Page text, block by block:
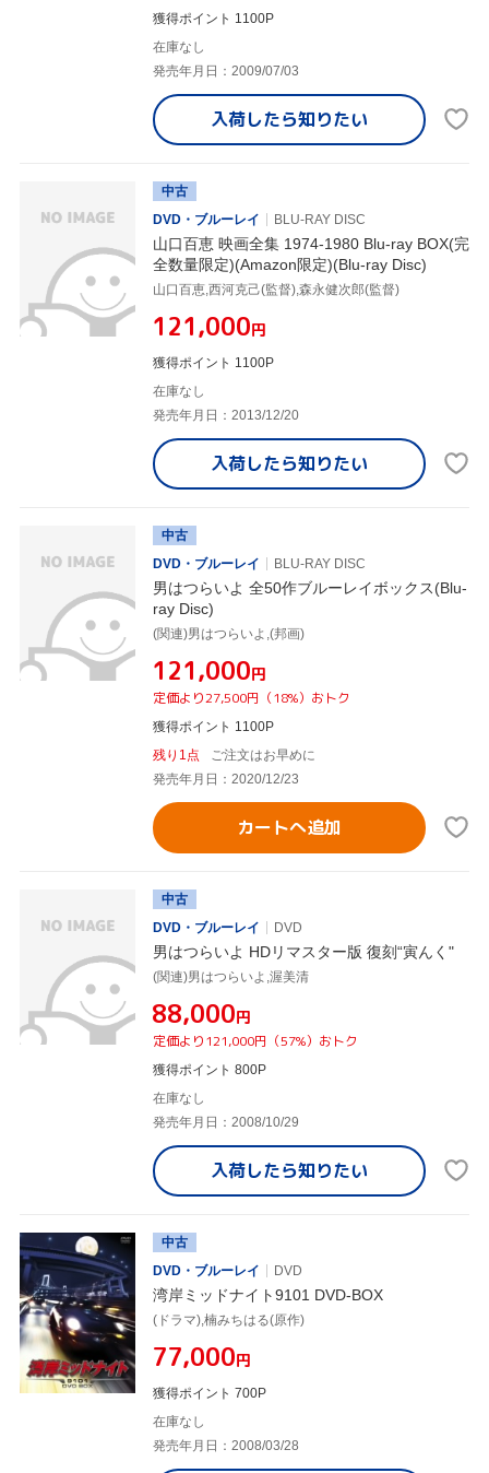
獲得ポイント 1100P
在庫なし
発売年月日：2009/07/03
入荷したら知りたい
中古
DVD・ブルーレイ
BLU-RAY DISC
山口百恵 映画全集 1974-1980 Blu-ray BOX(完
全数量限定)(Amazon限定)(Blu-ray Disc)
山口百恵,西河克己(監督),森永健次郎(監督)
¥121,000円
獲得ポイント 1100P
在庫なし
発売年月日：2013/12/20
入荷したら知りたい
中古
DVD・ブルーレイ
BLU-RAY DISC
男はつらいよ 全50作ブルーレイボックス(Blu-
ray Disc)
(関連)男はつらいよ,(邦画)
¥121,000円
定価より27,500円（18%）おトク
獲得ポイント 1100P
残り1点
ご注文はお早めに
発売年月日：2020/12/23
カートへ追加
中古
DVD・ブルーレイ
DVD
男はつらいよ HDリマスター版 復刻“寅んく"
(関連)男はつらいよ,渥美清
¥88,000円
定価より121,000円（57%）おトク
獲得ポイント 800P
在庫なし
発売年月日：2008/10/29
入荷したら知りたい
中古
DVD・ブルーレイ
DVD
湾岸ミッドナイト9101 DVD-BOX
(ドラマ),楠みちはる(原作)
¥77,000円
獲得ポイント 700P
在庫なし
発売年月日：2008/03/28